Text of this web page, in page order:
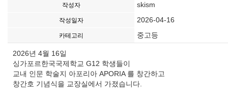
작성자 skism
작성일자 2026-04-16
카테고리 중고등
2026년 4월 16일
싱가포르한국국제학교 G12 학생들이
교내 인문 학술지 아포리아 APORIA 를 창간하고
창간호 기념식을 교장실에서 가졌습니다.